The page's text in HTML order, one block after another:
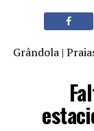
Grândola |